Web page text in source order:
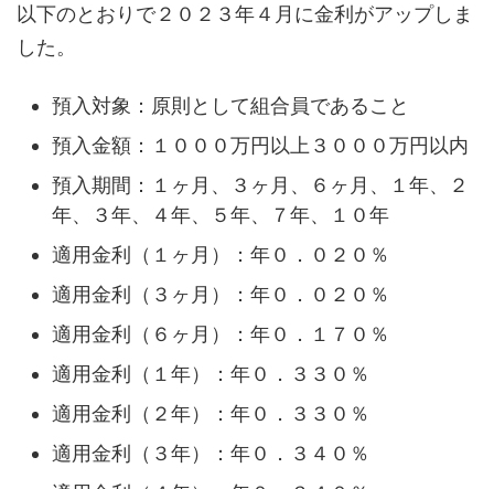
以下のとおりで２０２３年４月に金利がアップしま
した。
預入対象：原則として組合員であること
預入金額：１０００万円以上３０００万円以内
預入期間：１ヶ月、３ヶ月、６ヶ月、１年、２
年、３年、４年、５年、７年、１０年
適用金利（１ヶ月）：年０．０２０％
適用金利（３ヶ月）：年０．０２０％
適用金利（６ヶ月）：年０．１７０％
適用金利（１年）：年０．３３０％
適用金利（２年）：年０．３３０％
適用金利（３年）：年０．３４０％